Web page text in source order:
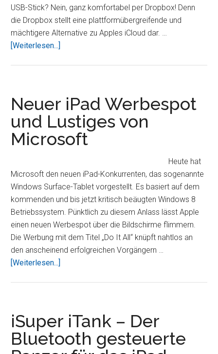
USB-Stick? Nein, ganz komfortabel per Dropbox! Denn
die Dropbox stellt eine plattformübergreifende und
mächtigere Alternative zu Apples iCloud dar. …
[Weiterlesen...]
iCloud
Alternative
–
5,5
GB
Speicherplatz
sichern
Neuer iPad Werbespot
und Lustiges von
Microsoft
Heute hat
Microsoft den neuen iPad-Konkurrenten, das sogenannte
Windows Surface-Tablet vorgestellt. Es basiert auf dem
kommenden und bis jetzt kritisch beäugten Windows 8
Betriebssystem. Pünktlich zu diesem Anlass lässt Apple
einen neuen Werbespot über die Bildschirme flimmern.
Die Werbung mit dem Titel „Do It All“ knüpft nahtlos an
den anscheinend erfolgreichen Vorgängern …
[Weiterlesen...]
Lustiges
von
Microsoft
iSuper iTank – Der
Bluetooth gesteuerte